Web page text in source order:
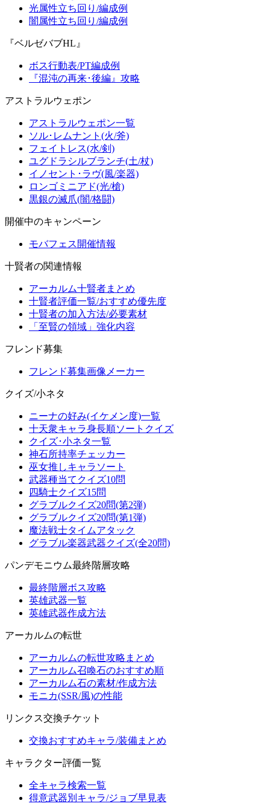
光属性立ち回り/編成例
闇属性立ち回り/編成例
『ベルゼバブHL』
ボス行動表/PT編成例
『混沌の再来･後編』攻略
アストラルウェポン
アストラルウェポン一覧
ソル･レムナント(火/斧)
フェイトレス(水/剣)
ユグドラシルブランチ(土/杖)
イノセント･ラヴ(風/楽器)
ロンゴミニアド(光/槍)
黒銀の滅爪(闇/格闘)
開催中のキャンペーン
モバフェス開催情報
十賢者の関連情報
アーカルム十賢者まとめ
十賢者評価一覧/おすすめ優先度
十賢者の加入方法/必要素材
「至賢の領域」強化内容
フレンド募集
フレンド募集画像メーカー
クイズ/小ネタ
ニーナの好み(イケメン度)一覧
十天衆キャラ身長順ソートクイズ
クイズ･小ネタ一覧
神石所持率チェッカー
巫女推しキャラソート
武器種当てクイズ10問
四騎士クイズ15問
グラブルクイズ20問(第2弾)
グラブルクイズ20問(第1弾)
魔法戦士タイムアタック
グラブル楽器武器クイズ(全20問)
パンデモニウム最終階層攻略
最終階層ボス攻略
英雄武器一覧
英雄武器作成方法
アーカルムの転世
アーカルムの転世攻略まとめ
アーカルム召喚石のおすすめ順
アーカルム石の素材/作成方法
モニカ(SSR/風)の性能
リンクス交換チケット
交換おすすめキャラ/装備まとめ
キャラクター評価一覧
全キャラ検索一覧
得意武器別キャラ/ジョブ早見表